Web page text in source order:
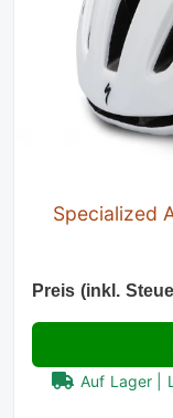
Specialized
Preis (inkl.
Auf Lager |